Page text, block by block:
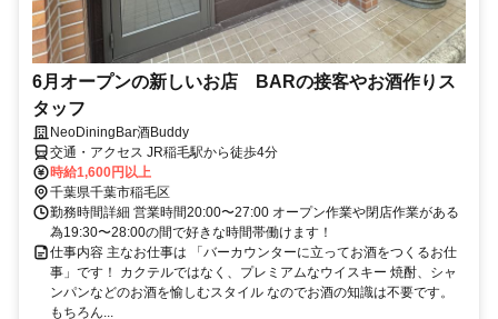
6月オープンの新しいお店 BARの接客やお酒作りス
タッフ
NeoDiningBar酒Buddy
交通・アクセス JR稲毛駅から徒歩4分
時給1,600円以上
千葉県千葉市稲毛区
勤務時間詳細 営業時間20:00〜27:00 オープン作業や閉店作業がある
為19:30〜28:00の間で好きな時間帯働けます！
仕事内容 主なお仕事は 「バーカウンターに立ってお酒をつくるお仕
事」です！ カクテルではなく、プレミアムなウイスキー 焼酎、シャ
ンパンなどのお酒を愉しむスタイル なのでお酒の知識は不要です。
もちろん...